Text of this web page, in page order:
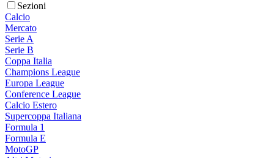
Sezioni
Calcio
Mercato
Serie A
Serie B
Coppa Italia
Champions League
Europa League
Conference League
Calcio Estero
Supercoppa Italiana
Formula 1
Formula E
MotoGP